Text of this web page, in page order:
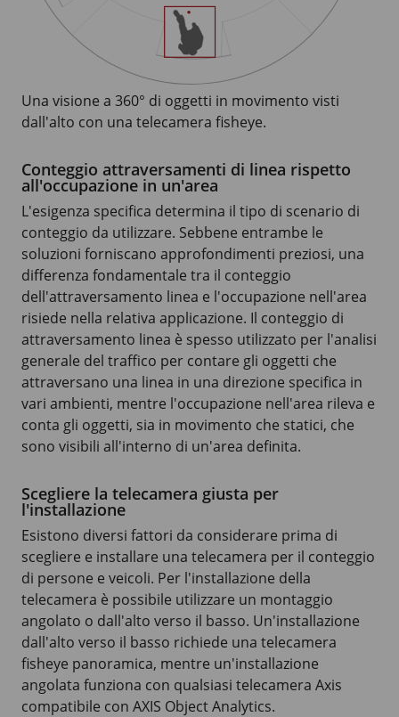
Una visione a 360° di oggetti in movimento visti
dall'alto con una telecamera fisheye.
Conteggio attraversamenti di linea rispetto
all'occupazione in un'area
L'esigenza specifica determina il tipo di scenario di
conteggio da utilizzare. Sebbene entrambe le
soluzioni forniscano approfondimenti preziosi, una
differenza fondamentale tra il conteggio
dell'attraversamento linea e l'occupazione nell'area
risiede nella relativa applicazione. Il conteggio di
attraversamento linea è spesso utilizzato per l'analisi
generale del traffico per contare gli oggetti che
attraversano una linea in una direzione specifica in
vari ambienti, mentre l'occupazione nell'area rileva e
conta gli oggetti, sia in movimento che statici, che
sono visibili all'interno di un'area definita.
Scegliere la telecamera giusta per
l'installazione
Esistono diversi fattori da considerare prima di
scegliere e installare una telecamera per il conteggio
di persone e veicoli. Per l'installazione della
telecamera è possibile utilizzare un montaggio
angolato o dall'alto verso il basso. Un'installazione
dall'alto verso il basso richiede una telecamera
fisheye panoramica, mentre un'installazione
angolata funziona con qualsiasi telecamera Axis
compatibile con AXIS Object Analytics.